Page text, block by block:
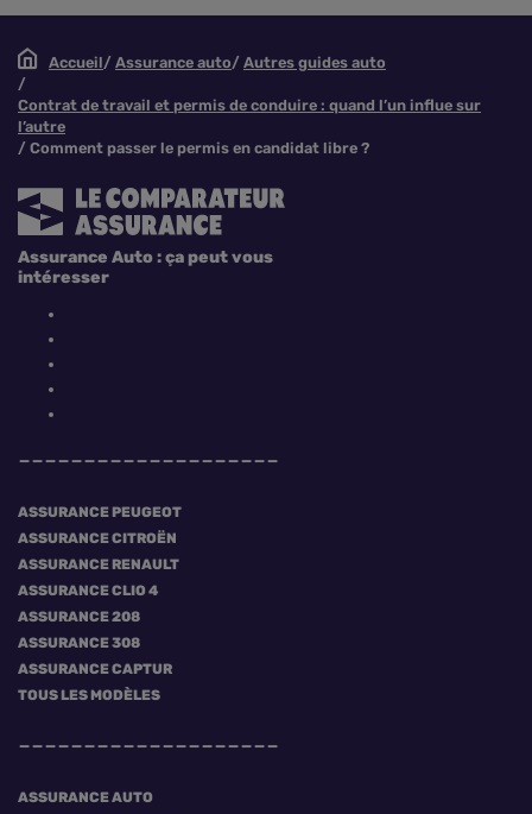
Accueil Assurance auto Autres guides auto
Contrat de travail et permis de conduire : quand l’un influe sur
l’autre
Comment passer le permis en candidat libre ?
ASSURANCE PEUGEOT
ASSURANCE CITROËN
ASSURANCE RENAULT
ASSURANCE CLIO 4
ASSURANCE 208
ASSURANCE 308
ASSURANCE CAPTUR
TOUS LES MODÈLES
ASSURANCE AUTO
Assurance Auto : ça peut vous
intéresser